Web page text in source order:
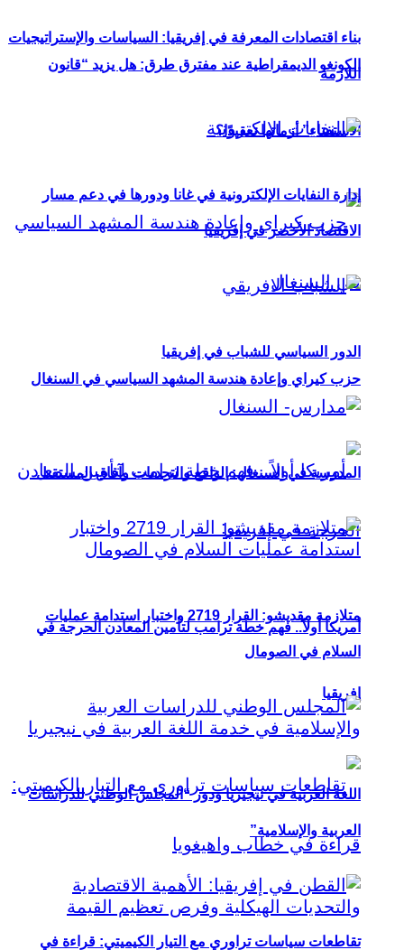
الكونغو الديمقراطية عند مفترق طرق: هل يزيد “قانون
الاستفتاء” أزماتها تعقيدًا؟
حزب كيراي وإعادة هندسة المشهد السياسي في السنغال
أمريكا أولاً.. فهم خطة ترامب لتأمين المعادن الحرجة في
إفريقيا
تقاطعات سياسات تراوري مع التيار الكيميتي: قراءة في
بناء اقتصادات المعرفة في إفريقيا: السياسات والإستراتيجيات
اللازمة
إدارة النفايات الإلكترونية في غانا ودورها في دعم مسار
الاقتصاد الأخضر في إفريقيا
الدور السياسي للشباب في إفريقيا
المدرسة في السنغال: الواقع والتحديات وآفاق المستقبل
متلازمة مقديشو: القرار 2719 واختبار استدامة عمليات
السلام في الصومال
اللغة العربية في نيجيريا ودور “المجلس الوطني للدراسات
العربية والإسلامية”